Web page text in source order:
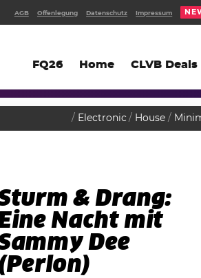
FQ26 Home CLVB Deals
AGB Offenlegung Datenschutz Impressum
Electronic House
& Drang:
Nacht mit
Dee